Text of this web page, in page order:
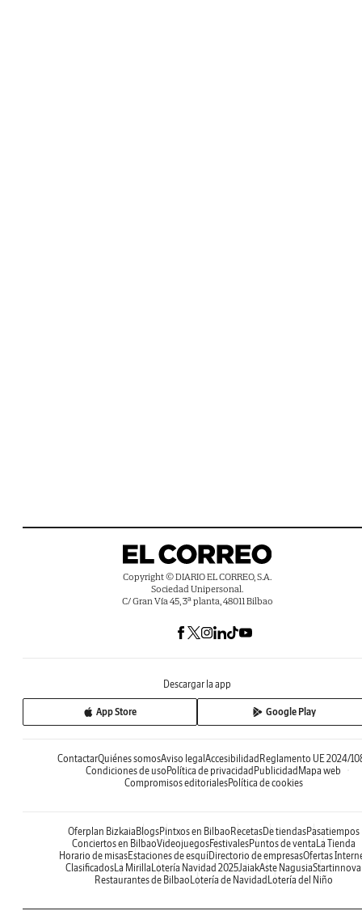
Copyright © DIARIO EL CORREO, S.A.
Sociedad Unipersonal.
C/ Gran Vía 45, 3ª planta, 48011 Bilbao
Descargar la app
App Store Google Play
ContactarQuiénes somosAviso legalAccesibilidadReglamento UE 2024/
Condiciones de usoPolítica de privacidadPublicidadMapa web
Compromisos editorialesPolítica de cookies
Oferplan BizkaiaBlogsPintxos en BilbaoRecetasDe tiendasPasatiempos
Conciertos en BilbaoVideojuegosFestivalesPuntos de ventaLa Tienda
Horario de misasEstaciones de esquíDirectorio de empresasOfertas
ClasificadosLa MirillaLotería Navidad 2025JaiakAste NagusiaStartinnova
Restaurantes de BilbaoLotería de NavidadLotería del Niño